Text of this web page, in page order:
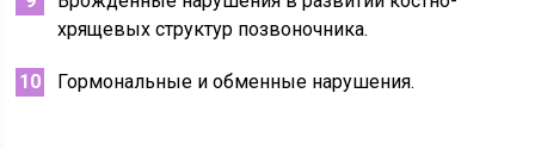
хрящевых структур позвоночника.
Гормональные и обменные нарушения.